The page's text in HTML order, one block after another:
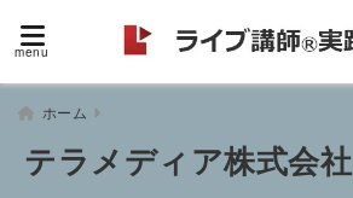
menu
ホーム
テラメディア株式会社